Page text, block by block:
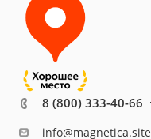
8 (800) 333-40-66
info@magnetica.site